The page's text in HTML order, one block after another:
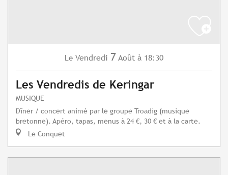
Le Vendredi 7 Août à 18:30
Les Vendredis de Keringar
MUSIQUE
Dîner / concert animé par le groupe Troadig (musique
bretonne). Apéro, tapas, menus à 24 €, 30 € et à la carte.
Le Conquet